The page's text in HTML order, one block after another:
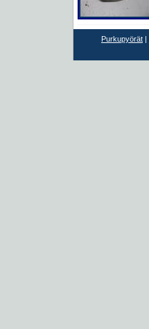
Purkupyörät |